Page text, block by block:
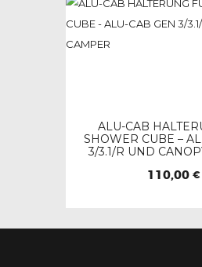
ALU-CAB
SHOWER CUBE –
3/3.1/R UND
110,00 €